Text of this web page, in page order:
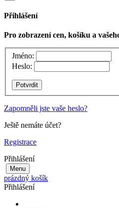
Přihlášení
Pro zobrazení cen, košíku a
Jméno:
Heslo:
Zapomněli jste vaše heslo?
Ještě nemáte účet?
Registrace
Přihlášení
Menu
prázdný košík
Přihlášení